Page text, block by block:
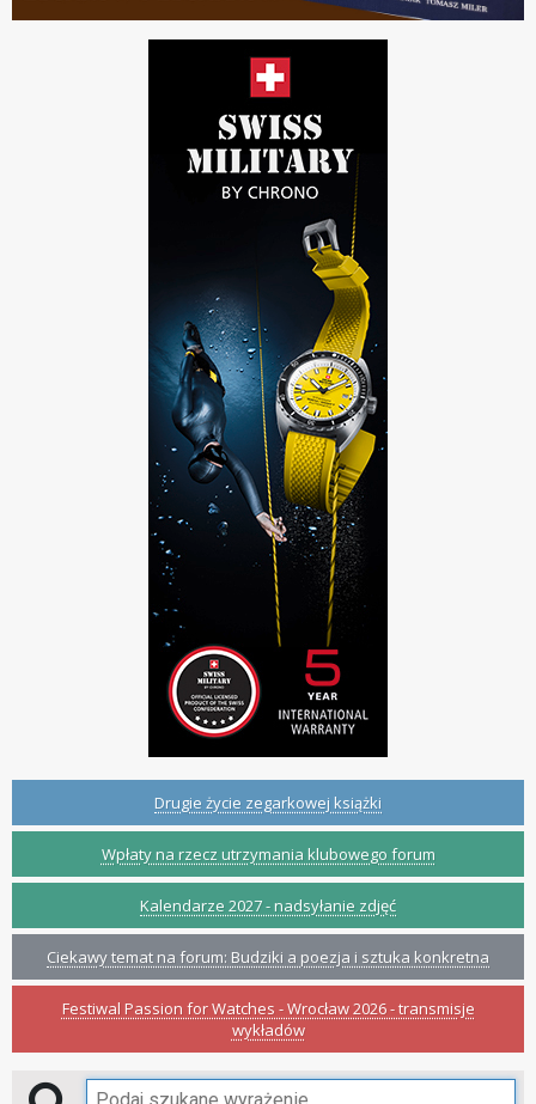
Drugie życie zegarkowej książki
Wpłaty na rzecz utrzymania klubowego forum
Kalendarze 2027 - nadsyłanie zdjęć
Ciekawy temat na forum: Budziki a poezja i sztuka konkretna
Festiwal Passion for Watches - Wrocław 2026 - transmisje
wykładów